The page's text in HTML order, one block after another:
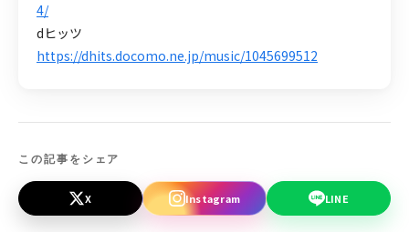
4/
dヒッツ
https://dhits.docomo.ne.jp/music/1045699512
この記事をシェア
X Instagram LINE